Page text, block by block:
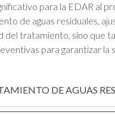
para la EDAR
de aguas residuales,
del tratamiento, sino
para garantizar
DE AGUAS